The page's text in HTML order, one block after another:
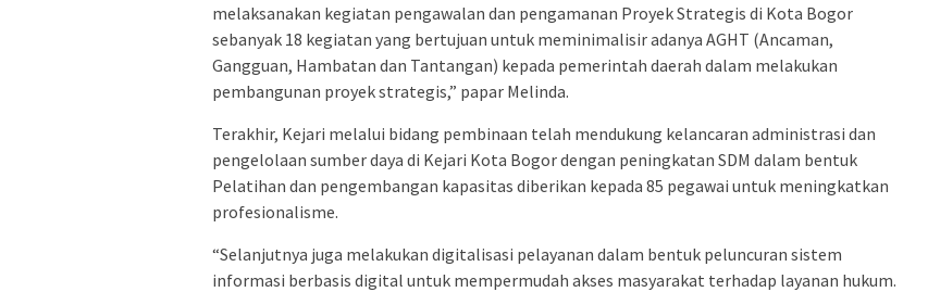
melaksanakan kegiatan pengawalan dan pengamanan Proyek Strategis di Kota Bogor
sebanyak 18 kegiatan yang bertujuan untuk meminimalisir adanya AGHT (Ancaman,
Gangguan, Hambatan dan Tantangan) kepada pemerintah daerah dalam melakukan
pembangunan proyek strategis,” papar Melinda.
Terakhir, Kejari melalui bidang pembinaan telah mendukung kelancaran administrasi dan
pengelolaan sumber daya di Kejari Kota Bogor dengan peningkatan SDM dalam bentuk
Pelatihan dan pengembangan kapasitas diberikan kepada 85 pegawai untuk meningkatkan
profesionalisme.
“Selanjutnya juga melakukan digitalisasi pelayanan dalam bentuk peluncuran sistem
informasi berbasis digital untuk mempermudah akses masyarakat terhadap layanan hukum.